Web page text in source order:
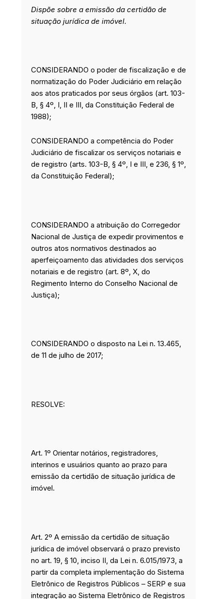
Dispõe sobre a emissão da certidão de
situação jurídica de imóvel.
CONSIDERANDO o poder de fiscalização e de
normatização do Poder Judiciário em relação
aos atos praticados por seus órgãos (art. 103-
B, § 4º, I, II e III, da Constituição Federal de
1988);
CONSIDERANDO a competência do Poder
Judiciário de fiscalizar os serviços notariais e
de registro (arts. 103-B, § 4º, I e III, e 236, § 1º,
da Constituição Federal);
CONSIDERANDO a atribuição do Corregedor
Nacional de Justiça de expedir provimentos e
outros atos normativos destinados ao
aperfeiçoamento das atividades dos serviços
notariais e de registro (art. 8º, X, do
Regimento Interno do Conselho Nacional de
Justiça);
CONSIDERANDO o disposto na Lei n. 13.465,
de 11 de julho de 2017;
RESOLVE:
Art. 1º Orientar notários, registradores,
interinos e usuários quanto ao prazo para
emissão da certidão de situação jurídica de
imóvel.
Art. 2º A emissão da certidão de situação
jurídica de imóvel observará o prazo previsto
no art. 19, § 10, inciso II, da Lei n. 6.015/1973, a
partir da completa implementação do Sistema
Eletrônico de Registros Públicos – SERP e sua
integração ao Sistema Eletrônico de Registros